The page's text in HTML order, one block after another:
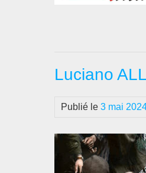
Luciano
Publié le 3 mai